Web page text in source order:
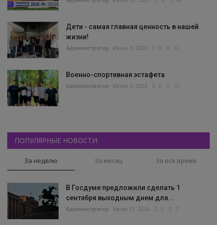
Дети - самая главная ценность в нашей
жизни!
Администратор Июнь 3, 2026 0 12
Военно-спортивная эстафета
Администратор Июнь 3, 2026 0 12
ПОПУЛЯРНЫЕ НОВОСТИ
За неделю За месяц За всё время
В Госдуме предложили сделать 1
сентября выходным днем для...
Администратор Июля 11, 2026 0 7